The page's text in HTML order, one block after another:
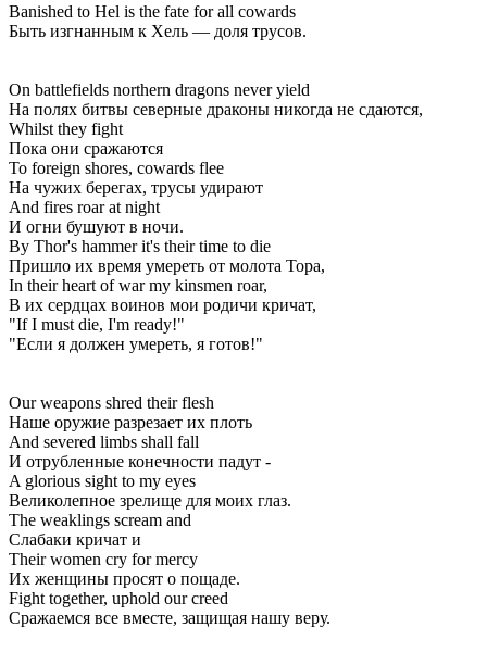
Banished to Hel is the fate for all cowards
Быть изгнанным к Хель — доля трусов.
On battlefields northern dragons never yield
На полях битвы северные драконы никогда не сдаются,
Whilst they fight
Пока они сражаются
To foreign shores, cowards flee
На чужих берегах, трусы удирают
And fires roar at night
И огни бушуют в ночи.
By Thor's hammer it's their time to die
Пришло их время умереть от молота Тора,
In their heart of war my kinsmen roar,
В их сердцах воинов мои родичи кричат,
"If I must die, I'm ready!"
"Если я должен умереть, я готов!"
Our weapons shred their flesh
Наше оружие разрезает их плоть
And severed limbs shall fall
И отрубленные конечности падут -
A glorious sight to my eyes
Великолепное зрелище для моих глаз.
The weaklings scream and
Слабаки кричат и
Their women cry for mercy
Их женщины просят о пощаде.
Fight together, uphold our creed
Сражаемся все вместе, защищая нашу веру.